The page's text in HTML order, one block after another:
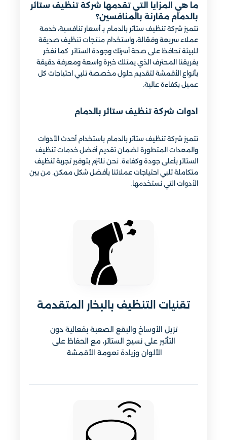
ما هي المزايا التي تقدمها شركة تنظيف ستائر
بالدمام مقارنة بالمنافسين؟
تتميز شركة تنظيف ستائر بالدمام بـ أسعار تنافسية، خدمة
عملاء سريعة وفعّالة، واستخدام منتجات تنظيف صديقة
للبيئة تحافظ على صحة أسرتك وجودة الستائر. كما نفخر
بفريقنا المحترف الذي يمتلك خبرة واسعة ومعرفة دقيقة
بأنواع الأقمشة لتقديم حلول مخصصة تلبي احتياجات كل
عميل بكفاءة عالية.
ادوات شركة تنظيف ستائر بالدمام
تتميز شركة تنظيف ستائر بالدمام باستخدام أحدث الأدوات
والمعدات المتطورة لضمان تقديم أفضل خدمات تنظيف
الستائر بأعلى جودة وكفاءة. نحن نلتزم بتوفير تجربة تنظيف
متكاملة تلبي احتياجات عملائنا بأفضل شكل ممكن. من بين
الأدوات التي نستخدمها:
تقنيات التنظيف بالبخار المتقدمة
تزيل الأوساخ والبقع الصعبة بفعالية دون
التأثير على نسيج الستائر، مع الحفاظ على
الألوان وزيادة نعومة الأقمشة.